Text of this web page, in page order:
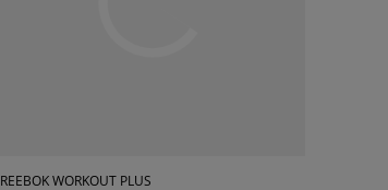
REEBOK WORKOUT PLUS